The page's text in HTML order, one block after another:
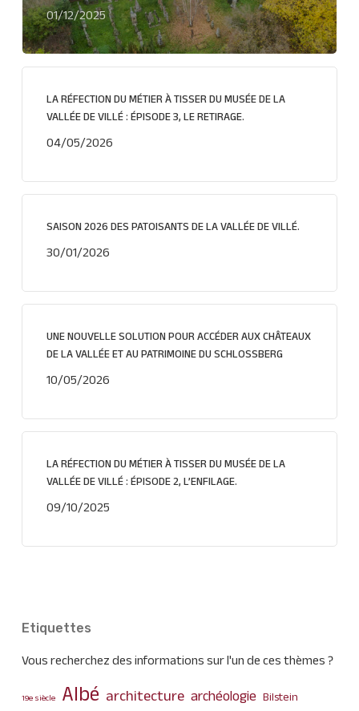
01/12/2025
LA RÉFECTION DU MÉTIER À TISSER DU MUSÉE DE LA
VALLÉE DE VILLÉ : ÉPISODE 3, LE RETIRAGE.
04/05/2026
SAISON 2026 DES PATOISANTS DE LA VALLÉE DE VILLÉ.
30/01/2026
UNE NOUVELLE SOLUTION POUR ACCÉDER AUX CHÂTEAUX
DE LA VALLÉE ET AU PATRIMOINE DU SCHLOSSBERG
10/05/2026
LA RÉFECTION DU MÉTIER À TISSER DU MUSÉE DE LA
VALLÉE DE VILLÉ : ÉPISODE 2, L’ENFILAGE.
09/10/2025
Etiquettes
Vous recherchez des informations sur l'un de ces thèmes ?
19e siècle Albé architecture archéologie Bilstein